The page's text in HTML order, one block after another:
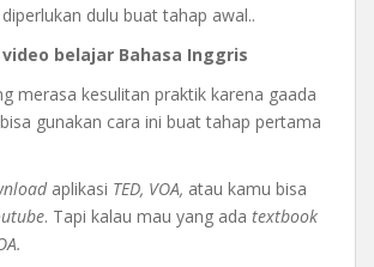
dulu buat tahap awal..
belajar Bahasa Inggris
merasa kesulitan praktik karena gaada
gunakan cara ini buat tahap pertama
aplikasi TED, VOA, atau kamu bisa
. Tapi kalau mau yang ada textbook